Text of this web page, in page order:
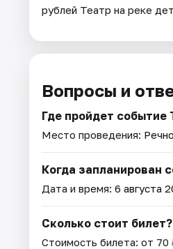
рублей Театр на реке
Вопросы и
Где пройдет событие
Место проведения:
Когда запланирован
Дата и время: 6 августа
Сколько стоит билет?
Стоимость билета: от 70